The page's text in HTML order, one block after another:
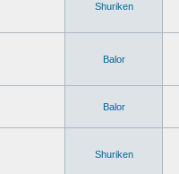
Shuriken
Balor
Balor
Shuriken